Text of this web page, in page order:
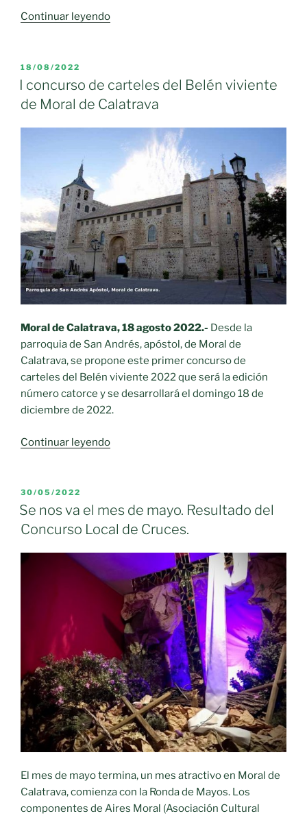
Continuar leyendo«El
Mujer
amplía
el
plazo
para
presentar
trabajos
a
los
y
Muestra
Mujeres
en
el
Arte
Avia’»
PUBLICADO
EL
18/08/2022
I concurso de carteles del Belén viviente
de Moral de Calatrava
Moral de Calatrava, 18 agosto 2022.- Desde la
parroquia de San Andrés, apóstol, de Moral de
Calatrava, se propone este primer concurso de
carteles del Belén viviente 2022 que será la edición
número catorce y se desarrollará el domingo 18 de
diciembre de 2022.
Continuar leyendo«I
del
Belén
de
Moral
de
Calatrava»
PUBLICADO
EL
30/05/2022
Se nos va el mes de mayo. Resultado del
Concurso Local de Cruces.
El mes de mayo termina, un mes atractivo en Moral de
Calatrava, comienza con la Ronda de Mayos. Los
componentes de Aires Moral (Asociación Cultural